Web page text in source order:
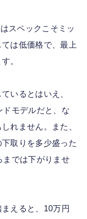
スペックこそミッ
は低価格で、最上
。
いるとはいえ、
ドモデルだと、な
れません。また、
取りを多少盛った
までは下がりませ
えると、10万円